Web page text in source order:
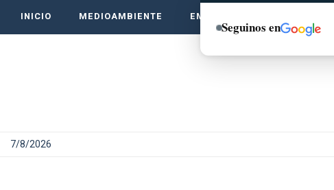
INICIO MEDIOAMBIENTE EMPRENDE VERDE
7/8/2026
Seguinos en